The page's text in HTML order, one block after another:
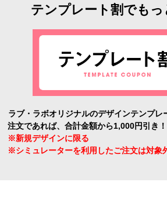
テンプレート割でもっ
ラブ・ラボオリジナルのデザインテンプレ
注文であれば、合計金額から1,000円引き！
※新規デザインに限る
※シミュレーターを利用したご注文は対象